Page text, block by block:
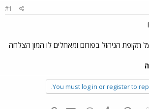
#1
תקופת הניהול בפורום ומאחלים לו המון הצלחה
You must log in or register to